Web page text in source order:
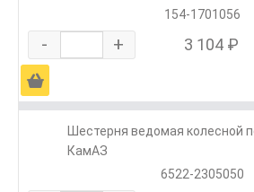
154-1701056
- + 3 104 ₽
Ä
Шестерня ведомая колесной
КамАЗ
6522-2305050